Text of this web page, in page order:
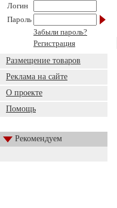
Логин
Пароль
Забыли пароль?
Регистрация
Размещение товаров
Реклама на сайте
О проекте
Помощь
Рекомендуем